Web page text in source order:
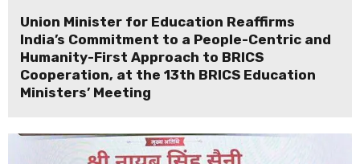
Union Minister for Education Reaffirms
India’s Commitment to a People-Centric and
Humanity-First Approach to BRICS
Cooperation, at the 13th BRICS Education
Ministers’ Meeting